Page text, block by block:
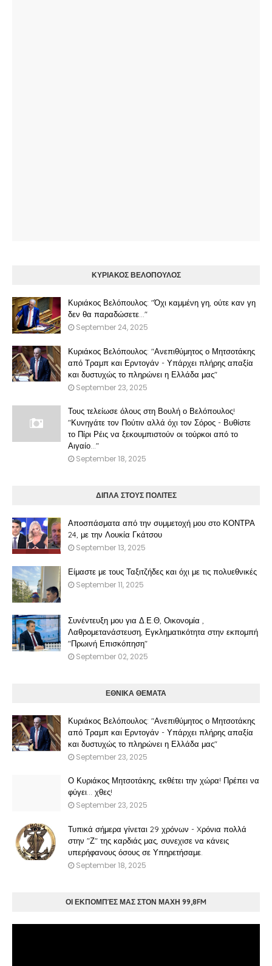
ΚΥΡΙΑΚΟΣ ΒΕΛΟΠΟΥΛΟΣ
Κυριάκος Βελόπουλος: "Όχι καμμένη γη, ούτε καν γη
δεν θα παραδώσετε..."
September 24, 2025
Κυριάκος Βελόπουλος: "Ανεπιθύμητος ο Μητσοτάκης
από Τραμπ και Ερντογάν - Υπάρχει πλήρης απαξία
και δυστυχώς το πληρώνει η Ελλάδα μας"
September 23, 2025
Τους τελείωσε όλους στη Βουλή ο Βελόπουλος!
"Κυνηγάτε τον Πούτιν αλλά όχι τον Σόρος - Βυθίστε
το Πίρι Ρέις να ξεκουμπιστούν οι τούρκοι από το
Αιγαίο..."
September 18, 2025
ΔΙΠΛΑ ΣΤΟΥΣ ΠΟΛΙΤΕΣ
Αποσπάσματα από την συμμετοχή μου στο ΚΟΝΤΡΑ
24, με την Λουκία Γκάτσου
September 13, 2025
Είμαστε με τους Ταξιτζήδες και όχι με τις πολυεθνικές
September 11, 2025
Συνέντευξη μου για Δ.Ε.Θ, Οικονομία ,
Λαθρομετανάστευση, Εγκληματικότητα στην εκπομπή
"Πρωινή Επισκόπηση"
September 02, 2025
ΕΘΝΙΚΑ ΘΕΜΑΤΑ
Κυριάκος Βελόπουλος: "Ανεπιθύμητος ο Μητσοτάκης
από Τραμπ και Ερντογάν - Υπάρχει πλήρης απαξία
και δυστυχώς το πληρώνει η Ελλάδα μας"
September 23, 2025
Ο Κυριάκος Μητσοτάκης, εκθέτει την χώρα! Πρέπει να
φύγει… χθες!
September 23, 2025
Τυπικά σήμερα γίνεται 29 χρόνων - Xρόνια πολλά
στην "Ζ" της καρδιάς μας, συνεχισε να κάνεις
υπερήφανους όσους σε Υπηρετήσαμε.
September 18, 2025
ΟΙ ΕΚΠΟΜΠΈΣ ΜΑΣ ΣΤΟΝ ΜΑΧΗ 99,8FM